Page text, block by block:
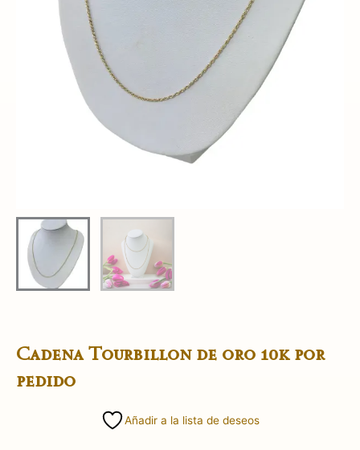
Cadena Tourbillon de oro 10k por
pedido
Añadir a la lista de deseos